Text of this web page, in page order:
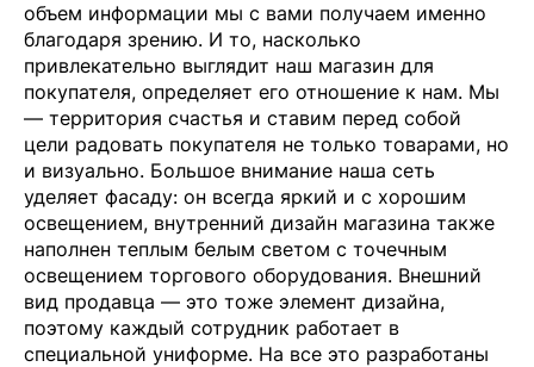
объем информации мы с вами получаем именно
благодаря зрению. И то, насколько
привлекательно выглядит наш магазин для
покупателя, определяет его отношение к нам. Мы
— территория счастья и ставим перед собой
цели радовать покупателя не только товарами, но
и визуально. Большое внимание наша сеть
уделяет фасаду: он всегда яркий и с хорошим
освещением, внутренний дизайн магазина также
наполнен теплым белым светом с точечным
освещением торгового оборудования. Внешний
вид продавца — это тоже элемент дизайна,
поэтому каждый сотрудник работает в
специальной униформе. На все это разработаны